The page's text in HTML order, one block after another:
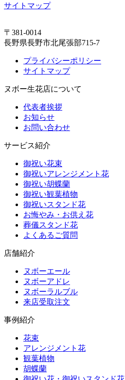
サイトマップ
〒381-0014
長野県長野市北尾張部715-7
プライバシーポリシー
サイトマップ
ヌボー生花店について
代表者挨拶
お知らせ
お問い合わせ
サービス紹介
御祝い花束
御祝いアレンジメント花
御祝い胡蝶蘭
御祝い観葉植物
御祝いスタンド花
お悔やみ・お供え花
葬儀スタンド花
よくあるご質問
店舗紹介
ヌボーエール
ヌボーアドレ
ヌボーラルブル
来店受取注文
事例紹介
花束
アレンジメント花
観葉植物
胡蝶蘭